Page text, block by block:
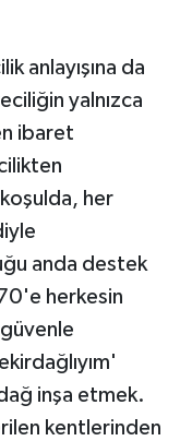
anlayışına da
yalnızca
ibaret
koşulda, her
anda destek
herkesin
güvenle
inşa etmek.
kentlerinden